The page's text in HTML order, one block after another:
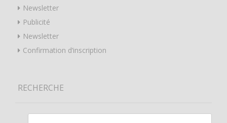
Newsletter
Publicité
Newsletter
Confirmation d’inscription
RECHERCHE